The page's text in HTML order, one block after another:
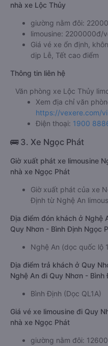
nhà xe Lộc Thủy
giường nằm đôi:
limousine: 2200000đ/
Giá vé xe ổn định,
dịp Lễ, Tết cao điểm
Thông tin liên hệ
Văn phòng xe Lộc Thủy
Xem địa chỉ văn
https://vexere.com/
Điện thoại: 1900
🚌 3. Xe Ngọc Phát
Giờ xuất phát xe limousine
nhà xe Ngọc Phát
Giờ xuất phát của xe
Định từ Nghệ An
Địa điểm đón khách ở Nghệ
Quy Nhơn - Bình Định Ngọc
Nghệ An (dọc quốc lộ
Địa điểm trả khách ở Quy
Nghệ An đi Quy Nhơn - Bình
Bình Định (Dọc QL1A)
Giá vé xe limousine đi Quy
nhà xe Ngọc Phát
giường nằm đôi: